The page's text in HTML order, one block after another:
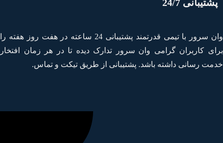
24/7
وان سرور با تیمی قدرتمند پشتیبانی 24 ساعته در هفت روز هفته را
کاربران گرامی وان سرور تدارک دیده تا در هر زمان افتخار
رسانی داشته باشد. پشتیبانی از طریق تیکت و تماس.